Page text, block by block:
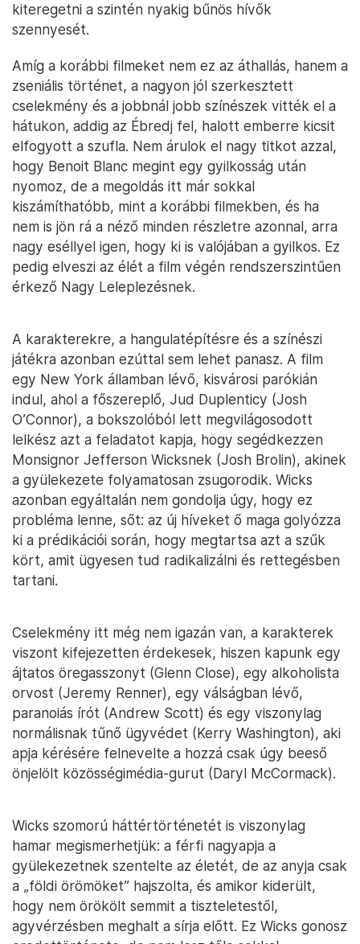
kiteregetni a szintén nyakig bűnös hívők
szennyesét.
Amíg a korábbi filmeket nem ez az áthallás, hanem a
zseniális történet, a nagyon jól szerkesztett
cselekmény és a jobbnál jobb színészek vitték el a
hátukon, addig az Ébredj fel, halott emberre kicsit
elfogyott a szufla. Nem árulok el nagy titkot azzal,
hogy Benoit Blanc megint egy gyilkosság után
nyomoz, de a megoldás itt már sokkal
kiszámíthatóbb, mint a korábbi filmekben, és ha
nem is jön rá a néző minden részletre azonnal, arra
nagy eséllyel igen, hogy ki is valójában a gyilkos. Ez
pedig elveszi az élét a film végén rendszerszintűen
érkező Nagy Leleplezésnek.
A karakterekre, a hangulatépítésre és a színészi
játékra azonban ezúttal sem lehet panasz. A film
egy New York államban lévő, kisvárosi parókián
indul, ahol a főszereplő, Jud Duplenticy (Josh
O’Connor), a bokszolóból lett megvilágosodott
lelkész azt a feladatot kapja, hogy segédkezzen
Monsignor Jefferson Wicksnek (Josh Brolin), akinek
a gyülekezete folyamatosan zsugorodik. Wicks
azonban egyáltalán nem gondolja úgy, hogy ez
probléma lenne, sőt: az új híveket ő maga golyózza
ki a prédikációi során, hogy megtartsa azt a szűk
kört, amit ügyesen tud radikalizálni és rettegésben
tartani.
Cselekmény itt még nem igazán van, a karakterek
viszont kifejezetten érdekesek, hiszen kapunk egy
ájtatos öregasszonyt (Glenn Close), egy alkoholista
orvost (Jeremy Renner), egy válságban lévő,
paranoiás írót (Andrew Scott) és egy viszonylag
normálisnak tűnő ügyvédet (Kerry Washington), aki
apja kérésére felnevelte a hozzá csak úgy beeső
önjelölt közösségimédia-gurut (Daryl McCormack).
Wicks szomorú háttértörténetét is viszonylag
hamar megismerhetjük: a férfi nagyapja a
gyülekezetnek szentelte az életét, de az anyja csak
a „földi örömöket” hajszolta, és amikor kiderült,
hogy nem örökölt semmit a tiszteletestől,
agyvérzésben meghalt a sírja előtt. Ez Wicks gonosz